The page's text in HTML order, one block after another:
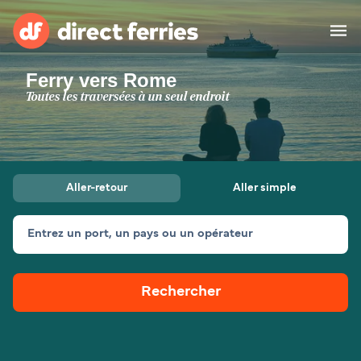
Compagnies de ferry
Pays
Billet de bateau
Traversées et ports
Canada (FR)
Mon Compte
Ferry vers Rome
Toutes les traversées à un seul endroit
Aller-retour Aller simple
Entrez un port, un pays ou un opérateur
Rechercher